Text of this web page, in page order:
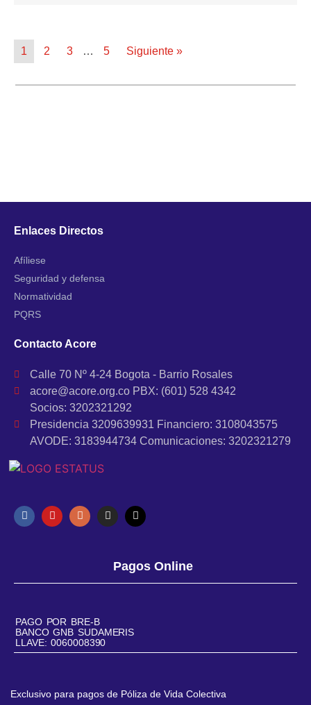
1 2 3 … 5 Siguiente »
Enlaces Directos
Afíliese
Seguridad y defensa
Normatividad
PQRS
Contacto Acore
Calle 70 Nº 4-24 Bogota - Barrio Rosales
acore@acore.org.co PBX: (601) 528 4342
Socios: 3202321292
Presidencia 3209639931 Financiero: 3108043575
AVODE: 3183944734 Comunicaciones: 3202321279
Pagos Online
PAGO POR BRE-B
BANCO GNB SUDAMERIS
LLAVE: 0060008390
Exclusivo para pagos de Póliza de Vida Colectiva